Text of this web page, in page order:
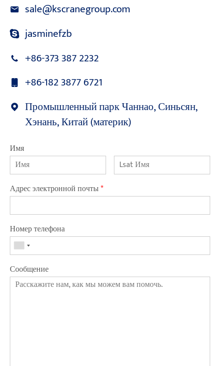
sale@kscranegroup.com
jasminefzb
+86-373 387 2232
+86-182 3877 6721
Промышленный парк Чаннао, Синьсян,
Хэнань, Китай (материк)
Имя
Адрес электронной почты*
Номер телефона
Сообщение